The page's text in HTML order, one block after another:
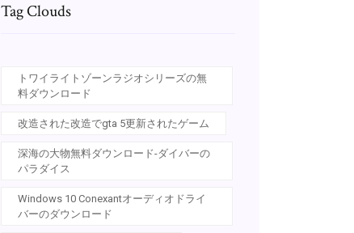
Tag Clouds
トワイライトゾーンラジオシリーズの無
料ダウンロード
改造された改造でgta 5更新されたゲーム
深海の大物無料ダウンロード-ダイバーの
パラダイス
Windows 10 Conexantオーディオドライ
バーのダウンロード